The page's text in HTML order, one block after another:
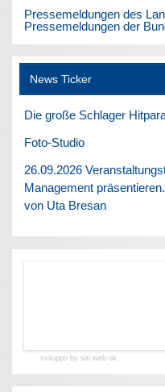
Pressemeldungen des
Pressemeldungen der
News Ticker
Die große Schlager
Foto-Studio
26.09.2026
Management
von Uta Bresan
sviluppo by siti web ok